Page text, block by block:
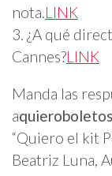
nota.LINK
3. ¿A qué
Cannes?LINK
Manda las
a
“Quiero el kit
Beatriz Luna,